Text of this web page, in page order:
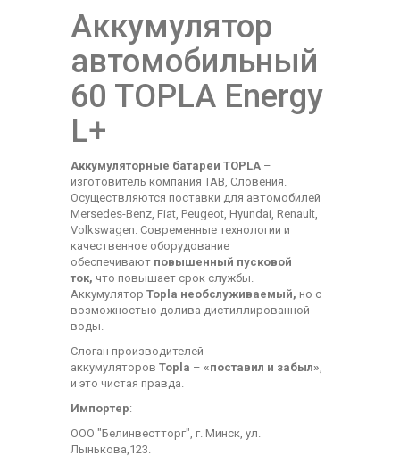
Аккумулятор
автомобильный
60 TOPLA Energy
L+
Аккумуляторные батареи TOPLA –
изготовитель компания TAB, Словения.
Осуществляются поставки для автомобилей
Mersedes-Benz, Fiat, Peugeot, Hyundai, Renault,
Volkswagen. Современные технологии и
качественное оборудование
обеспечивают повышенный пусковой
ток, что повышает срок службы.
Аккумулятор Topla необслуживаемый, но с
возможностью долива дистиллированной
воды.
Слоган производителей
аккумуляторов Topla – «поставил и забыл»,
и это чистая правда.
Импортер:
ООО "Белинвестторг", г. Минск, ул.
Лынькова,123.